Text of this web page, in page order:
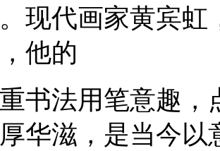
现代画家黄宾
他的
书法用笔意趣，
华滋，是当今以